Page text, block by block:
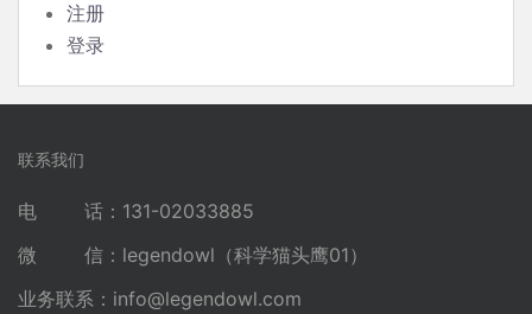
注册
登录
联系我们
电 话：131-02033885
微 信：legendowl（科学猫头鹰01）
业务联系： info@legendowl.com